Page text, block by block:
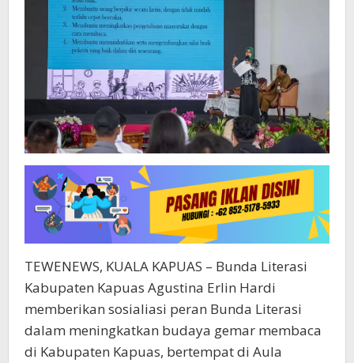
TEWENEWS, KUALA KAPUAS – Bunda Literasi
Kabupaten Kapuas Agustina Erlin Hardi
memberikan sosialiasi peran Bunda Literasi
dalam meningkatkan budaya gemar membaca
di Kabupaten Kapuas, bertempat di Aula